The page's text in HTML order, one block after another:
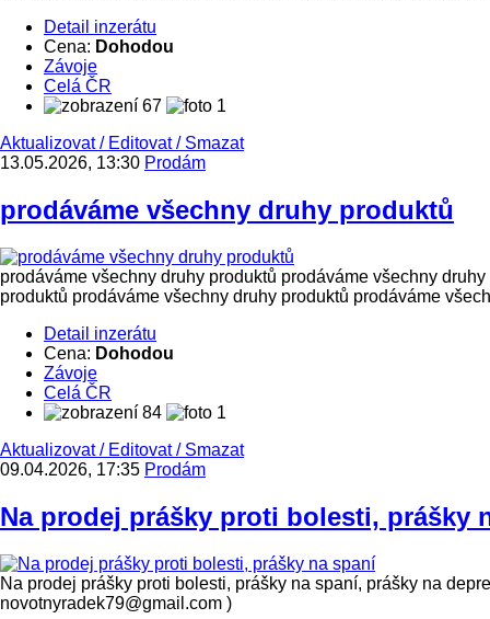
Detail inzerátu
Cena: Dohodou
Závoje
Celá ČR
67
1
Aktualizovat/ Editovat/ Smazat
13.05.2026, 13:30 Prodám
prodáváme všechny druhy produktů
prodáváme všechny druhy produktů prodáváme všechny
produktů prodáváme všechny druhy produktů prodáváme
Detail inzerátu
Cena: Dohodou
Závoje
Celá ČR
84
1
Aktualizovat/ Editovat/ Smazat
09.04.2026, 17:35 Prodám
Na prodej prášky proti bolesti, prášky
Na prodej prášky proti bolesti, prášky na spaní, prášky na
novotnyradek79@gmail.com )